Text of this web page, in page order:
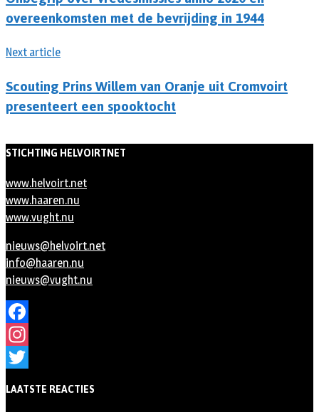
overeenkomsten met de bevrijding in 1944
Next article
Scouting Prins Willem van Oranje uit Cromvoirt
presenteert een spooktocht
STICHTING HELVOIRTNET
www.helvoirt.net
www.haaren.nu
www.vught.nu
nieuws@helvoirt.net
info@haaren.nu
nieuws@vught.nu
Facebook
Instagram
LAATSTE REACTIES